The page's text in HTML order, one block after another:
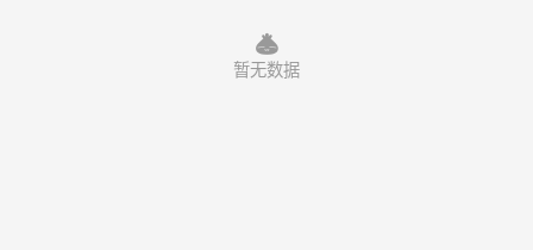
暂无数据